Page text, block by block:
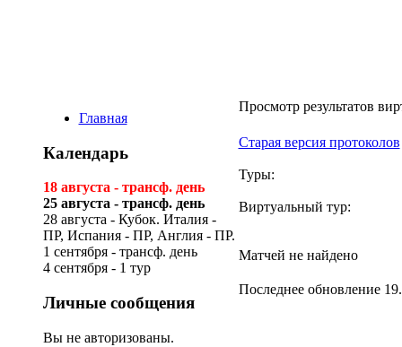
Главная
Календарь
18 августа - трансф. день
25 августа - трансф. день
28 августа - Кубок. Италия -
ПР, Испания - ПР, Англия - ПР.
1 сентября - трансф. день
4 сентября - 1 тур
Личные сообщения
Вы не авторизованы.
Просмотр результатов
Старая версия протоколов
Туры:
Виртуальный тур:
Матчей не найдено
Последнее обновление